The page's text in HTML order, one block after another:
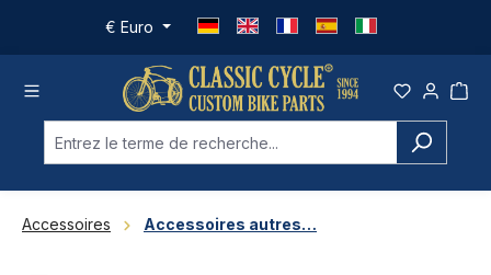
Passer au contenu principal
€ Euro
Accessoires Accessoires autres…